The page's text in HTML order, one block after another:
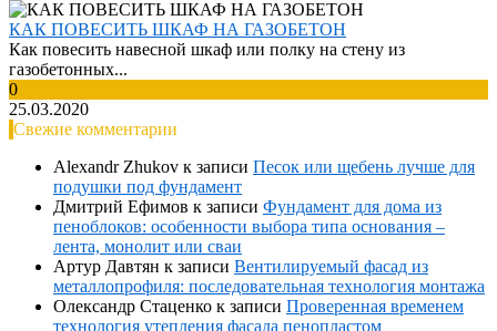
КАК ПОВЕСИТЬ ШКАФ НА ГАЗОБЕТОН
Как повесить навесной шкаф или полку на стену из
газобетонных...
0
25.03.2020
Свежие комментарии
Alexandr Zhukov к записи Песок или щебень лучше для
подушки под фундамент
Дмитрий Ефимов к записи Фундамент для дома из
пеноблоков: особенности выбора типа основания –
лента, монолит или сваи
Артур Давтян к записи Вентилируемый фасад из
металлопрофиля: последовательная технология монтажа
Олександр Стаценко к записи Проверенная временем
технология утепления фасада пенопластом